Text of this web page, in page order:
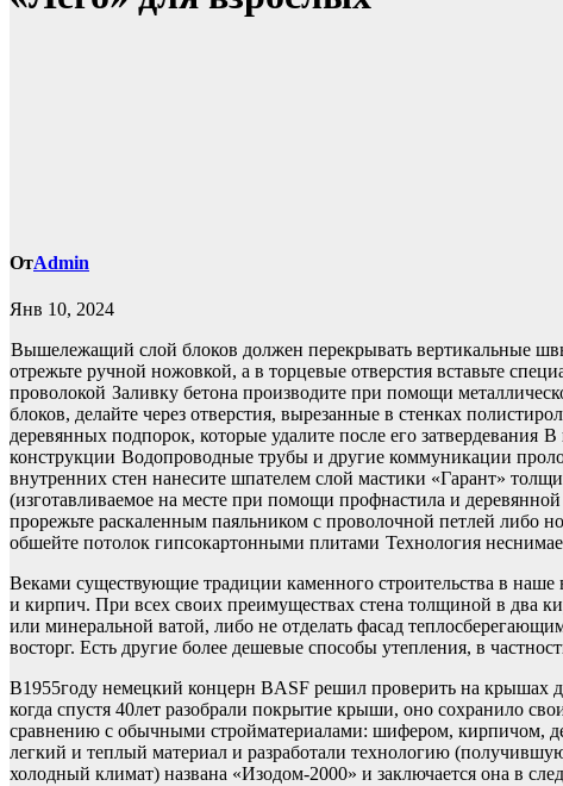
ОтAdmin
Янв 10, 2024
Вышележащий слой блоков должен перекрывать вертикальные
отрежьте ручной ножовкой, а в торцевые отверстия вставьте
проволокой Заливку бетона производите при помощи
блоков, делайте через отверстия, вырезанные в стенках
деревянных подпорок, которые удалите после его затвердевания В
конструкции Водопроводные трубы и другие коммуникации
внутренних стен нанесите шпателем слой мастики «Гарант»
(изготавливаемое на месте при помощи профнастила и
прорежьте раскаленным паяльником с проволочной петлей либо
обшейте потолок гипсокартонными плитами Технология
Веками существующие традиции каменного строительства в
и кирпич. При всех своих преимуществах стена толщиной в два
или минеральной ватой, либо не отделать фасад
восторг. Есть другие более дешевые способы утепления, в
В1955году немецкий концерн BASF решил проверить на крышах
когда спустя 40лет разобрали покрытие крыши, оно сохранило
сравнению с обычными стройматериалами: шифером, кирпичом,
легкий и теплый материал и разработали технологию
холодный климат) названа «Изодом-2000» и заключается она в